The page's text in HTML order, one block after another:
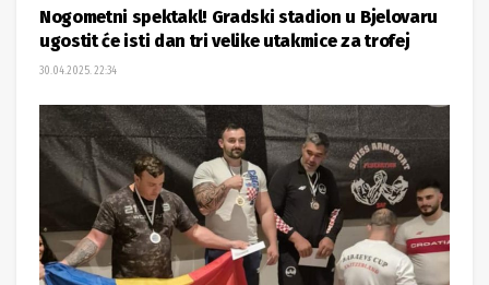
Nogometni spektakl! Gradski stadion u Bjelovaru
ugostit će isti dan tri velike utakmice za trofej
30.04.2025. 22:34